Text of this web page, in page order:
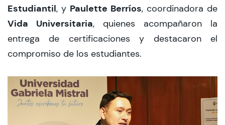
Estudiantil, y Paulette Berríos, coordinadora de
Vida Universitaria, quienes acompañaron la
entrega de certificaciones y destacaron el
compromiso de los estudiantes.